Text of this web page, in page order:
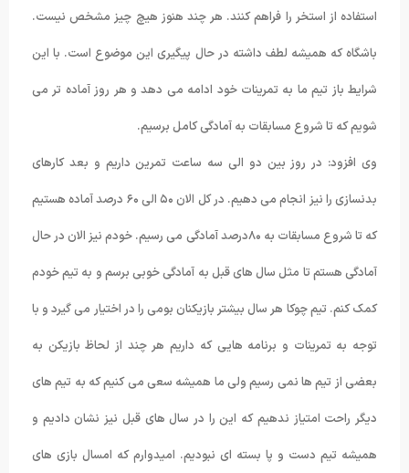
استفاده از استخر را فراهم کنند. هر چند هنوز هیچ چیز مشخص نیست.
باشگاه که همیشه لطف داشته در حال پیگیری این موضوع است. با این
شرایط باز تیم ما به تمرینات خود ادامه می دهد و هر روز آماده تر می
شویم که تا شروع مسابقات به آمادگی کامل برسیم.
وی افزود: در روز بین دو الی سه ساعت تمرین داریم و بعد کارهای
بدنسازی را نیز انجام می دهیم. در کل الان ۵۰ الی ۶۰ درصد آماده هستیم
که تا شروع مسابقات به ۸۰درصد آمادگی می رسیم. خودم نیز الان در حال
آمادگی هستم تا مثل سال های قبل به آمادگی خوبی برسم و به تیم خودم
کمک کنم. تیم چوکا هر سال بیشتر بازیکنان بومی را در اختیار می گیرد و با
توجه به تمرینات و برنامه هایی که داریم هر چند از لحاظ بازیکن به
بعضی از تیم ها نمی رسیم ولی ما همیشه سعی می کنیم که به تیم های
دیگر راحت امتیاز ندهیم که این را در سال های قبل نیز نشان دادیم و
همیشه تیم دست و پا بسته ای نبودیم. امیدوارم که امسال بازی های